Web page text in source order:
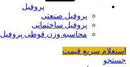
پروفیل
پروفیل صنعتی
پروفیل ساختمانی
محاسبه وزن قوطی پروفیل
استعلام سریع قیمت
جستجو